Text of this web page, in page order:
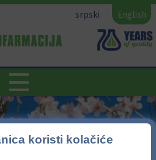
srpski English
koristi kolačiće